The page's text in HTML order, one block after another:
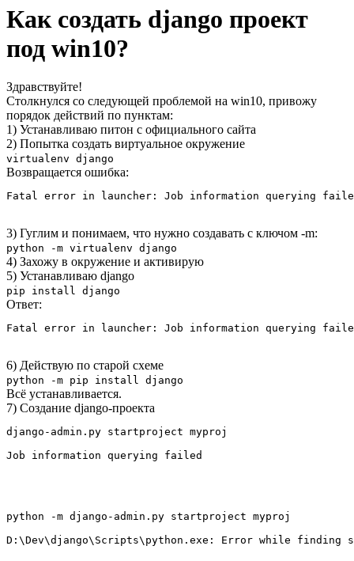
Как создать django проект
под win10?
Здравствуйте!
Столкнулся со следующей проблемой на win10, привожу
порядок действий по пунктам:
1) Устанавливаю питон с официального сайта
2) Попытка создать виртуальное окружение
virtualenv django
Возвращается ошибка:
Fatal error in launcher: Job information querying
3) Гуглим и понимаем, что нужно создавать с ключом -m:
python -m virtualenv django
4) Захожу в окружение и активирую
5) Устанавливаю django
pip install django
Ответ:
Fatal error in launcher: Job information querying
6) Действую по старой схеме
python -m pip install django
Всё устанавливается.
7) Создание django-проекта
django-admin.py startproject myproj
Job information querying failed
python -m django-admin.py startproject myproj
D:\Dev\django\Scripts\python.exe: Error while